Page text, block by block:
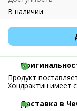
В наличии
Продукт
Хондрактин имеет
Доставка в